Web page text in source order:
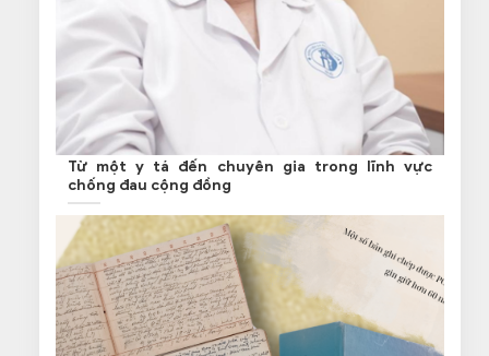
Từ một y tá đến chuyên gia trong lĩnh vực
chống đau cộng đồng